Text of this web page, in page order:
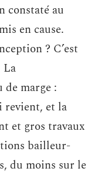
constaté au
en cause.
? C’est
La
de marge :
revient, et la
et gros travaux
bailleur-
du moins sur le